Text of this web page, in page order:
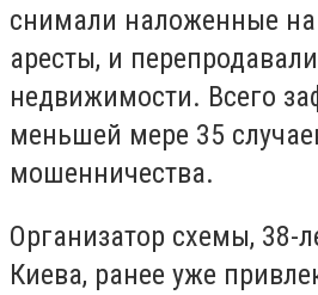
снимали наложенные
аресты, и
недвижимости. Всего
меньшей мере 35
мошенничества.
Организатор схемы, 38-
Киева, ранее уже